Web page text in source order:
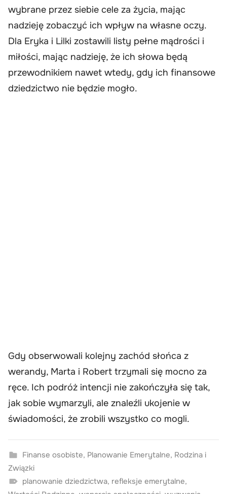
wybrane przez siebie cele za życia, mając
nadzieję zobaczyć ich wpływ na własne oczy.
Dla Eryka i Lilki zostawili listy pełne mądrości i
miłości, mając nadzieję, że ich słowa będą
przewodnikiem nawet wtedy, gdy ich finansowe
dziedzictwo nie będzie mogło.
Gdy obserwowali kolejny zachód słońca z
werandy, Marta i Robert trzymali się mocno za
ręce. Ich podróż intencji nie zakończyła się tak,
jak sobie wymarzyli, ale znaleźli ukojenie w
świadomości, że zrobili wszystko co mogli.
Finanse osobiste, Planowanie Emerytalne, Rodzina i
Związki
planowanie dziedzictwa, refleksje emerytalne,